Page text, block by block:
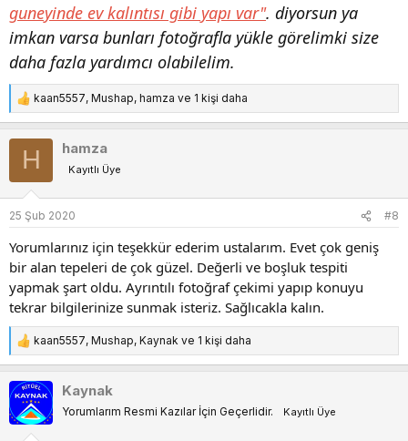
guneyinde ev kalıntısı gibi yapı var". diyorsun ya
imkan varsa bunları fotoğrafla yükle görelimki size
daha fazla yardımcı olabilelim.
T
e
p
l
e
r
kaan5557, Mushap, hamza ve 1 kişi daha
H hamza
Kayıtlı Üye
25 Şub 2020 #8
Yorumlarınız için teşekkür ederim ustalarım. Evet çok geniş
bir alan tepeleri de çok güzel. Değerli ve boşluk tespiti
yapmak şart oldu. Ayrıntılı fotoğraf çekimi yapıp konuyu
tekrar bilgilerinize sunmak isteriz. Sağlıcakla kalın.
T
e
p
k
i
l
kaan5557, Mushap, Kaynak ve 1 kişi daha
Kaynak
Yorumlarım Resmi Kazılar İçin Geçerlidir. Kayıtlı Üye